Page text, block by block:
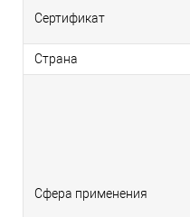
Сертификат
Страна
Сфера применения